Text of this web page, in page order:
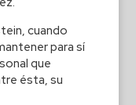
cuando
para sí
que
ésta, su